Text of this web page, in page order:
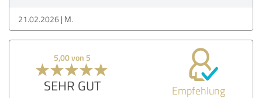
21.02.2026 M.
5,00 von 5
SEHR GUT Empfehlung